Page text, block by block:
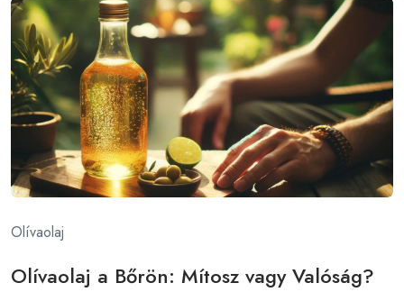
Olívaolaj
Olívaolaj a Bőrön: Mítosz vagy Valóság?